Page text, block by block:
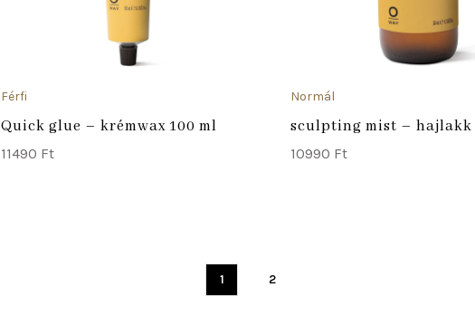
Férfi
Quick glue – krémwax 100 ml
11490 Ft
Normál
sculpting mist – hajlakk
10990 Ft
1 2